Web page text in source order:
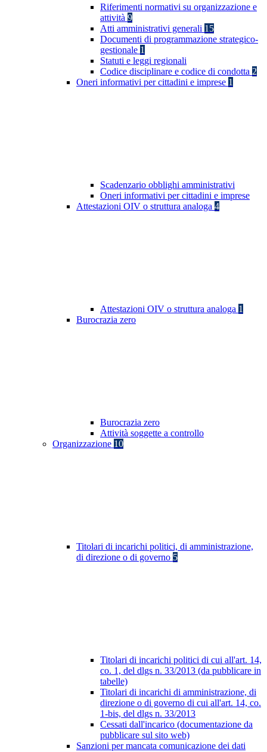
Riferimenti normativi su organizzazione e
attività 9
Atti amministrativi generali 15
Documenti di programmazione strategico-
gestionale 1
Statuti e leggi regionali
Codice disciplinare e codice di condotta 2
Oneri informativi per cittadini e imprese 1
Scadenzario obblighi amministrativi
Oneri informativi per cittadini e imprese
Attestazioni OIV o struttura analoga 4
Attestazioni OIV o struttura analoga 1
Burocrazia zero
Burocrazia zero
Attività soggette a controllo
Organizzazione 10
Titolari di incarichi politici, di amministrazione,
di direzione o di governo 5
Titolari di incarichi politici di cui all'art. 14,
co. 1, del dlgs n. 33/2013 (da pubblicare in
tabelle)
Titolari di incarichi di amministrazione, di
direzione o di governo di cui all'art. 14, co.
1-bis, del dlgs n. 33/2013
Cessati dall'incarico (documentazione da
pubblicare sul sito web)
Sanzioni per mancata comunicazione dei dati